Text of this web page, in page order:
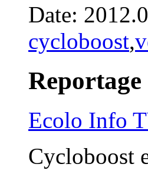
Date:
cycloboost,
Ecolo Info
Cycloboost